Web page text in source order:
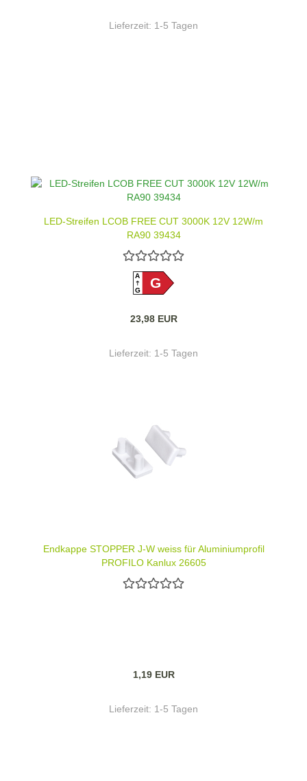
Lieferzeit: 1-5 Tagen
LED-Streifen LCOB FREE CUT 3000K 12V 12W/m
RA90 39434
A
GG
23,98 EUR
Lieferzeit: 1-5 Tagen
Endkappe STOPPER J-W weiss für Aluminiumprofil
PROFILO Kanlux 26605
1,19 EUR
Lieferzeit: 1-5 Tagen